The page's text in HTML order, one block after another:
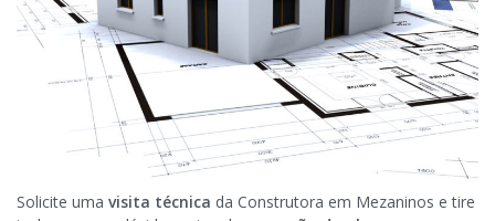
Solicite uma visita técnica da Construtora em Mezaninos e tire